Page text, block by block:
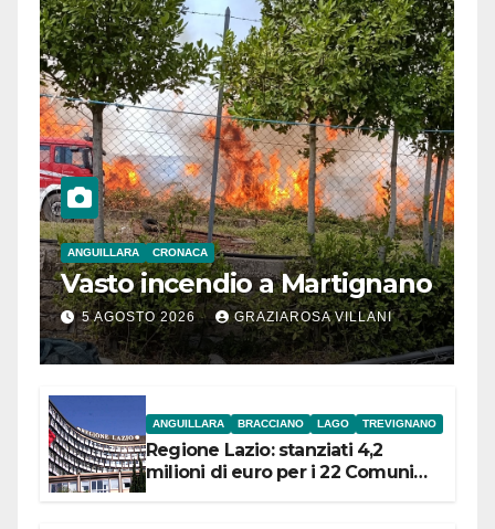
ANGUILLARA CRONACA
Vasto incendio a Martignano
5 AGOSTO 2026 GRAZIAROSA VILLANI
ANGUILLARA BRACCIANO LAGO TREVIGNANO
Regione Lazio: stanziati 4,2
milioni di euro per i 22 Comuni